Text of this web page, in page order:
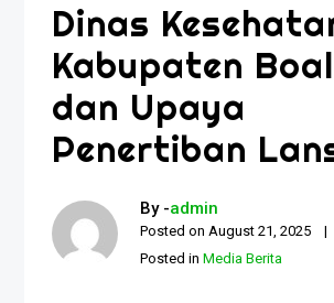
Dinas
Kabupaten
dan Upaya
Penertiban
By -admin
Posted onAugust 21, 2025
Posted inMedia Berita